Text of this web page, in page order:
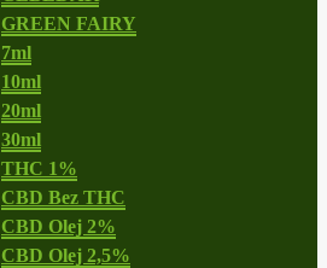
GREEN FAIRY
7ml
10ml
20ml
30ml
THC 1%
CBD Bez THC
CBD Olej 2%
CBD Olej 2,5%